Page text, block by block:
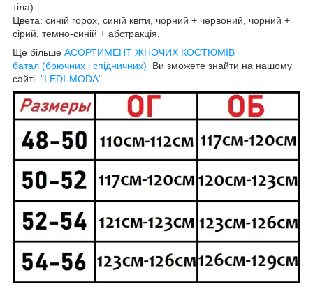
тіла)
Цвета: синій горох, синій квіти, чорний + червоний, чорний +
сірий, темно-синій + абстракція,
Ще більше АСОРТИМЕНТ ЖНОЧИХ КОСТЮМІВ
батал (брючних і спідничних) Ви зможете знайти на нашому
сайті "LEDI-MODA"